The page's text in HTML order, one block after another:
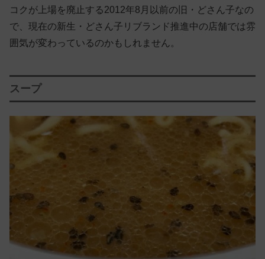
コクが上場を廃止する2012年8月以前の旧・どさん子なの
で、現在の新生・どさん子リブランド推進中の店舗では雰
囲気が変わっているのかもしれません。
スープ